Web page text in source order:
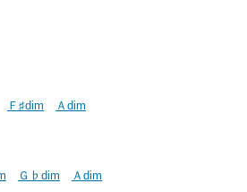
Ｆ♯dim Ａdim
Ｇ♭dim Ａdim